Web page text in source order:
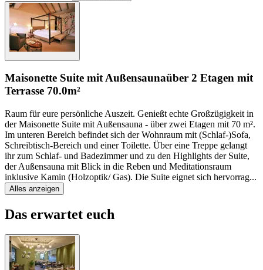
Maisonette Suite mit Außensaunaüber 2 Etagen mit
Terrasse 70.0m²
Raum für eure persönliche Auszeit. Genießt echte Großzügigkeit in
der Maisonette Suite mit Außensauna - über zwei Etagen mit 70 m².
Im unteren Bereich befindet sich der Wohnraum mit (Schlaf-)Sofa,
Schreibtisch-Bereich und einer Toilette. Über eine Treppe gelangt
ihr zum Schlaf- und Badezimmer und zu den Highlights der Suite,
der Außensauna mit Blick in die Reben und Meditationsraum
inklusive Kamin (Holzoptik/ Gas). Die Suite eignet sich hervorrag...
Alles anzeigen
Das erwartet euch